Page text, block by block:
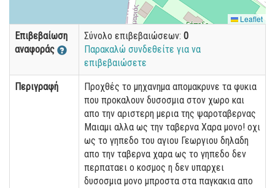
Leaflet
Επιβεβαίωση
αναφοράς
Σύνολο επιβεβαιώσεων: 0
Παρακαλώ συνδεθείτε για να
επιβεβαιώσετε
Περιγραφή
Προχθές το μηχανημα απομακρυνε τα φυκια
που προκαλουν δυσοσμια στον χωρο και
απο την αριστερη μερια της ψαροταβερνας
Μαιαμι αλλα ως την ταβερνα Χαρα μονο! οχι
ως το γηπεδο του αγιου Γεωργιου δηλαδη
απο την ταβερνα χαρα ως το γηπεδο δεν
περπαταει ο κοσμος η δεν υπαρχει
δυσοσμια μονο μπροστα στα παγκακια απο